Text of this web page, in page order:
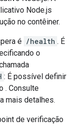
Node.js
no contêiner.
é /health . É
o
: É possível definir
. Consulte
mais detalhes.
de verificação